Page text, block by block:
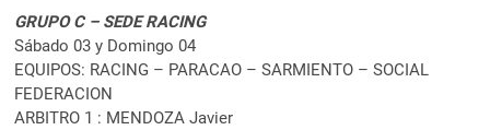
GRUPO C – SEDE RACING
Sábado 03 y Domingo 04
EQUIPOS: RACING – PARACAO – SARMIENTO – SOCIAL
FEDERACION
ARBITRO 1 : MENDOZA Javier